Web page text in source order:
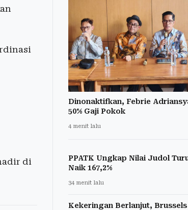
di
Dinonaktifkan, Febrie
50% Gaji Pokok
4 menit lalu
PPATK Ungkap Nilai Judol
Naik 167,2%
34 menit lalu
Kekeringan Berlanjut,